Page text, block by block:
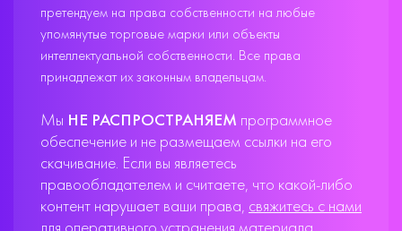
претендуем на права собственности на любые
упомянутые торговые марки или объекты
интеллектуальной собственности. Все права
принадлежат их законным владельцам.
Мы НЕ РАСПРОСТРАНЯЕМ программное
обеспечение и не размещаем ссылки на его
скачивание. Если вы являетесь
правообладателем и считаете, что какой-либо
контент нарушает ваши права, свяжитесь с нами